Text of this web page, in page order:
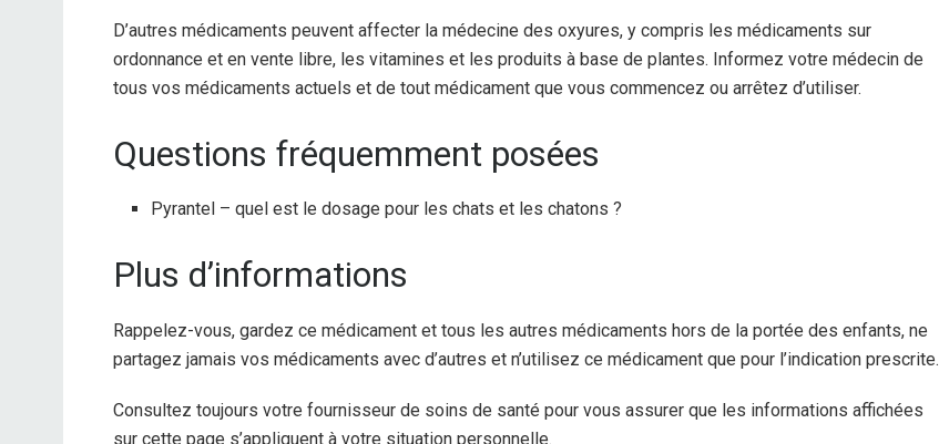
D’autres médicaments peuvent affecter la médecine des oxyures, y compris les médicaments sur
ordonnance et en vente libre, les vitamines et les produits à base de plantes. Informez votre médecin de
tous vos médicaments actuels et de tout médicament que vous commencez ou arrêtez d’utiliser.
Questions fréquemment posées
Pyrantel – quel est le dosage pour les chats et les chatons ?
Plus d’informations
Rappelez-vous, gardez ce médicament et tous les autres médicaments hors de la portée des enfants, ne
partagez jamais vos médicaments avec d’autres et n’utilisez ce médicament que pour l’indication prescrite.
Consultez toujours votre fournisseur de soins de santé pour vous assurer que les informations affichées
sur cette page s’appliquent à votre situation personnelle.